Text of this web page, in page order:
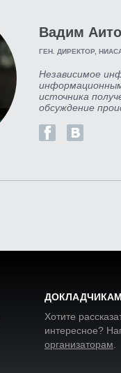
Вадим
ГЕН. ДИРЕКТОР,
Независимое
источника
обсуждение
ДОКЛАДЧИКАМ
Хотите
интересное?
организаторам